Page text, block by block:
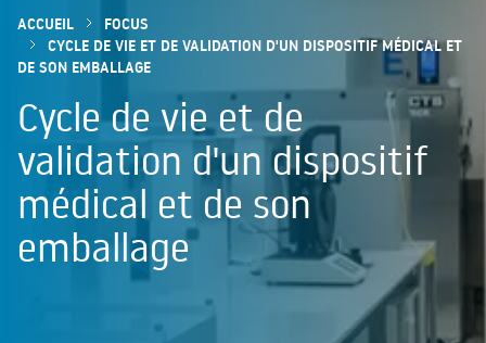
ACCUEIL
FOCUS
CYCLE DE VIE ET DE VALIDATION D'UN DISPOSITIF MÉDICAL ET
DE SON EMBALLAGE
Cycle de vie et de
validation d'un dispositif
médical et de son
emballage